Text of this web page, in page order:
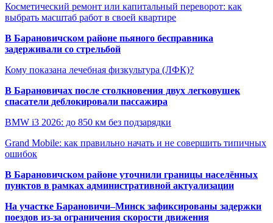
Косметический ремонт или капитальный переворот: как
выбрать масштаб работ в своей квартире
В Барановичском районе пьяного бесправника
задерживали со стрельбой
Кому показана лечебная физкультура (ЛФК)?
В Барановичах после столкновения двух легковушек
спасатели деблокировали пассажира
BMW i3 2026: до 850 км без подзарядки
Grand Mobile: как правильно начать и не совершить типичных
ошибок
В Барановичском районе уточнили границы населённых
пунктов в рамках административной актуализации
На участке Барановичи–Минск зафиксированы задержки
поездов из-за ограничения скорости движения